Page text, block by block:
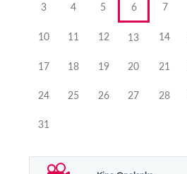
3 4 5 6 7
10 11 12 13 14
17 18 19 20 21
24 25 26 27 28
31